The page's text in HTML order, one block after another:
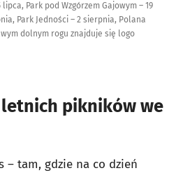
Park pod Wzgórzem Gajowym – 19
Park Jedności – 2 sierpnia, Polana
dolnym rogu znajduje się logo
pikników we
– tam, gdzie na co dzień